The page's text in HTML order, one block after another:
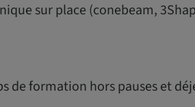
sur place (conebeam,
de formation hors pauses et